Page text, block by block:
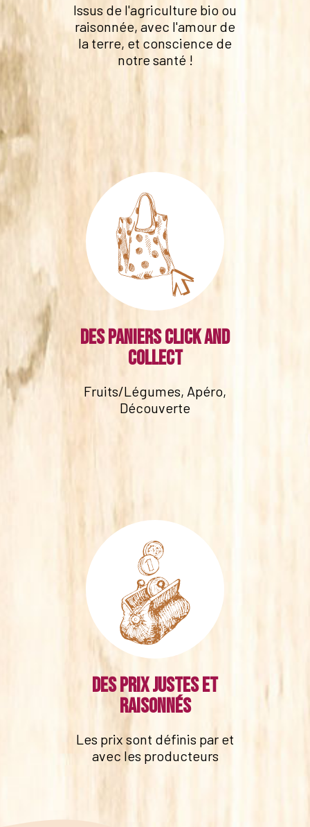
Issus de l'agriculture bio ou
raisonnée, avec l'amour de
la terre, et conscience de
notre santé !
Des paniers click and
collect
Fruits/Légumes, Apéro,
Découverte
Des prix justes et
raisonnés
Les prix sont définis par et
avec les producteurs